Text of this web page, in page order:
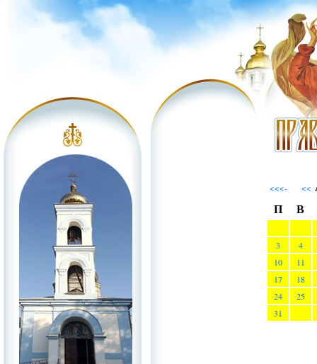
<<<- <<
П
В
3
4
10
11
17
18
24
25
31